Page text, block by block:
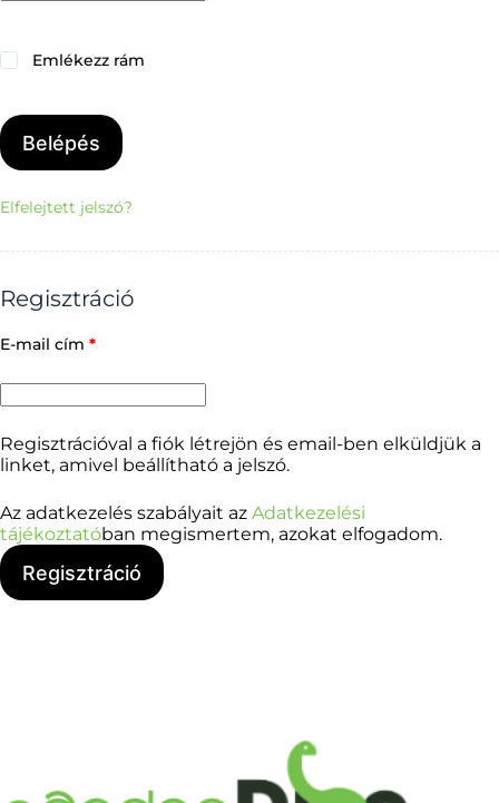
Emlékezz rám
Belépés
Elfelejtett jelszó?
Regisztráció
E-mail cím *
Regisztrációval a fiók létrejön és email-ben elküldjük a
linket, amivel beállítható a jelszó.
Az adatkezelés szabályait az Adatkezelési
tájékoztatóban megismertem, azokat elfogadom.
Regisztráció